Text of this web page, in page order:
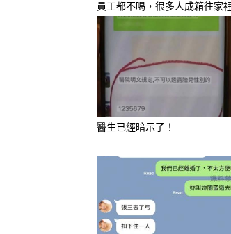
員工都不喝，很多人成箱往家
醫生已經暗示了！